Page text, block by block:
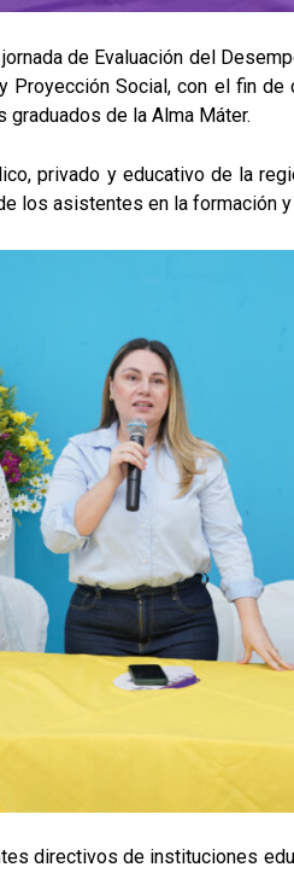
de Evaluación del
Proyección Social, con el fin
de la Alma Máter.
privado y educativo de la
los asistentes en la formación
directivos de instituciones